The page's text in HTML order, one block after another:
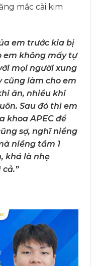
mắc cài kim
em trước kia bị
em không mấy tự
mọi người xung
cũng làm cho em
ăn, nhiều khi
Sau đó thì em
khoa APEC để
sợ, nghĩ niềng
niềng tầm 1
khá là nhẹ